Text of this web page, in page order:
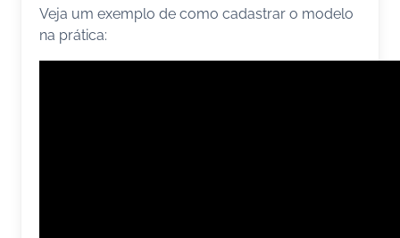
Veja um exemplo de como cadastrar o modelo
na prática: